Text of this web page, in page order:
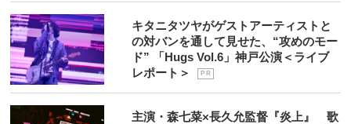
キタニタツヤがゲストアーティストと
の対バンを通して見せた、“攻めのモー
ド” 「Hugs Vol.6」神戸公演＜ライブ
レポート＞
P R
主演・森七菜×長久允監督『炎上』 歌